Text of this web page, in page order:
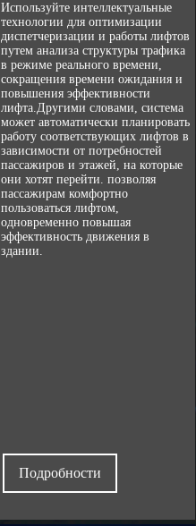
Используйте интеллектуальные
технологии для оптимизации
диспетчеризации и работы лифтов
путем анализа структуры трафика
в режиме реального времени,
сокращения времени ожидания и
повышения эффективности
лифта.Другими словами, система
может автоматически планировать
работу соответствующих лифтов в
зависимости от потребностей
пассажиров и этажей, на которые
они хотят перейти. позволяя
пассажирам комфортно
пользоваться лифтом,
одновременно повышая
эффективность движения в
здании.
Подробности